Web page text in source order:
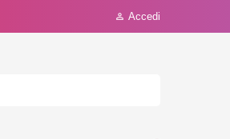
 Accedi